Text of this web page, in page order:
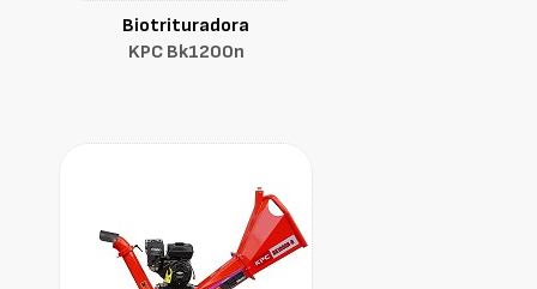
Biotrituradora
KPC Bk1200n